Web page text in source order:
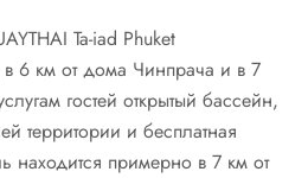
Ta-iad Phuket
6 км от дома Чинпрача и в 7
гостей открытый бассейн,
территории и бесплатная
находится примерно в 7 км от